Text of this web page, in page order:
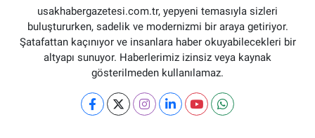
usakhabergazetesi.com.tr, yepyeni temasıyla sizleri
buluştururken, sadelik ve modernizmi bir araya getiriyor.
Şatafattan kaçınıyor ve insanlara haber okuyabilecekleri bir
altyapı sunuyor. Haberlerimiz izinsiz veya kaynak
gösterilmeden kullanılamaz.